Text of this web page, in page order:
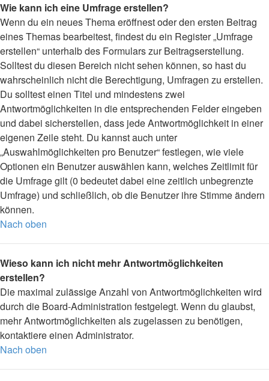
Wie kann ich eine Umfrage erstellen?
Wenn du ein neues Thema eröffnest oder den ersten Beitrag
eines Themas bearbeitest, findest du ein Register „Umfrage
erstellen“ unterhalb des Formulars zur Beitragserstellung.
Solltest du diesen Bereich nicht sehen können, so hast du
wahrscheinlich nicht die Berechtigung, Umfragen zu erstellen.
Du solltest einen Titel und mindestens zwei
Antwortmöglichkeiten in die entsprechenden Felder eingeben
und dabei sicherstellen, dass jede Antwortmöglichkeit in einer
eigenen Zeile steht. Du kannst auch unter
„Auswahlmöglichkeiten pro Benutzer“ festlegen, wie viele
Optionen ein Benutzer auswählen kann, welches Zeitlimit für
die Umfrage gilt (0 bedeutet dabei eine zeitlich unbegrenzte
Umfrage) und schließlich, ob die Benutzer ihre Stimme ändern
können.
Nach oben
Wieso kann ich nicht mehr Antwortmöglichkeiten
erstellen?
Die maximal zulässige Anzahl von Antwortmöglichkeiten wird
durch die Board-Administration festgelegt. Wenn du glaubst,
mehr Antwortmöglichkeiten als zugelassen zu benötigen,
kontaktiere einen Administrator.
Nach oben